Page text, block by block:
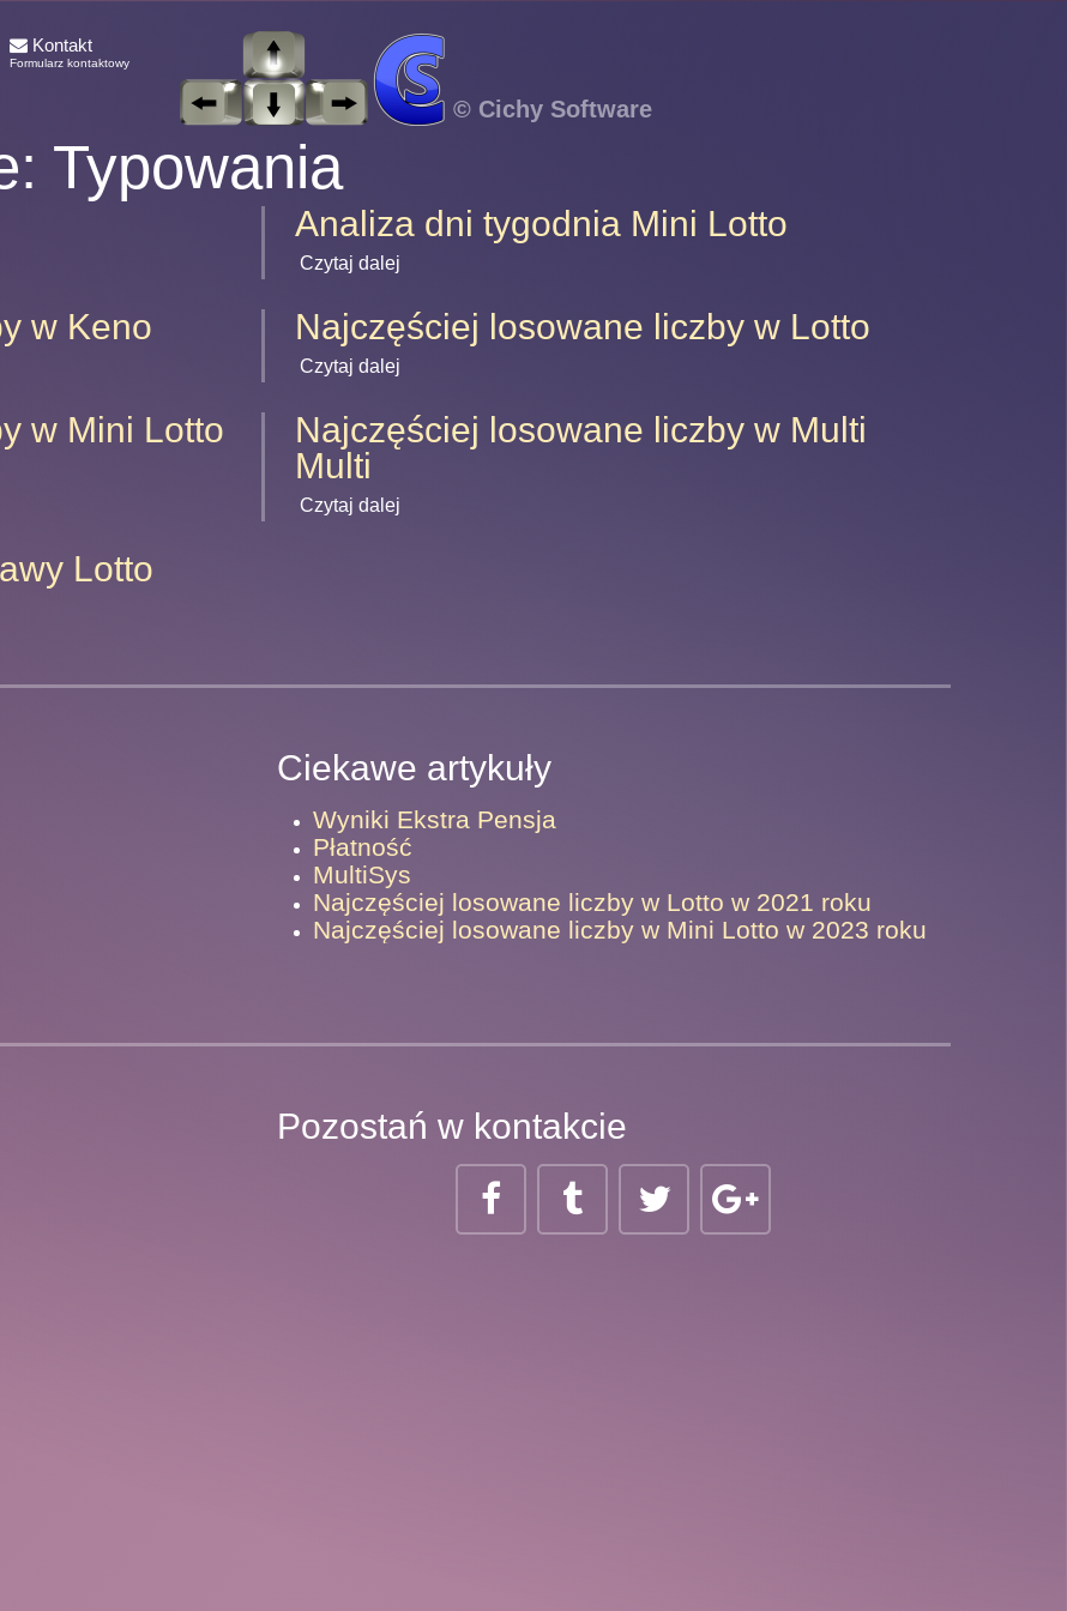
Kontakt
Formularz kontaktowy
© Cichy Software
Typowania
Analiza dni tygodnia Mini Lotto
Czytaj dalej
w Keno Najczęściej losowane liczby w Lotto
Czytaj dalej
w Mini Lotto
Najczęściej losowane liczby w Multi
Multi
Czytaj dalej
Lotto
Ciekawe artykuły
Wyniki Ekstra Pensja
Płatność
MultiSys
Najczęściej losowane liczby w Lotto w 2021 roku
Najczęściej losowane liczby w Mini Lotto w 2023 roku
Pozostań w kontakcie